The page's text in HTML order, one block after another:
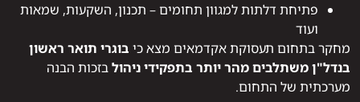
פתיחת דלתות למגוון תחומים – תכנון, השקעות, שמאות
ועוד
מחקר בתחום תעסוקת אקדמאים מצא כי בוגרי תואר ראשון
בנדל"ן משתלבים מהר יותר בתפקידי ניהולבזכות הבנה
מערכתית של התחום.